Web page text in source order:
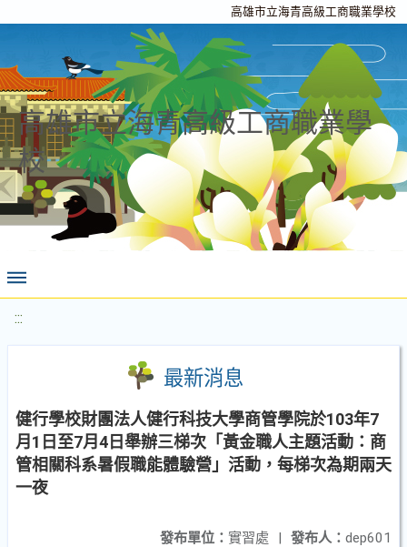
高雄市立海青高級工商職業學校
高雄市立海青高級工商職業學
校
:::
最新消息
健行學校財團法人健行科技大學商管學院於103年7
月1日至7月4日舉辦三梯次「黃金職人主題活動：商
管相關科系暑假職能體驗營」活動，每梯次為期兩天
一夜
發布人： dep601
發布單位： 實習處 |